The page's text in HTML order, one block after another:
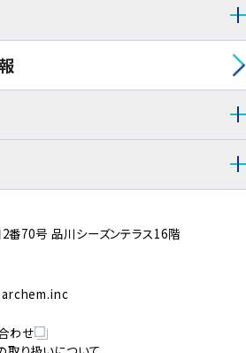
番70号 品川シーズンテラス16階
わせ